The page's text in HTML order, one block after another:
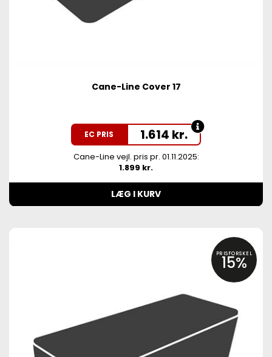
Cane-Line Cover 17
EC PRIS 1.614 kr.
Cane-Line vejl. pris pr. 01.11.2025:
1.899 kr.
LÆG I KURV
PRISFORSKEL
15%